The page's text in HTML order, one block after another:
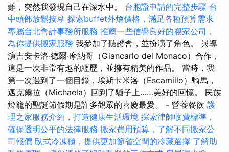
難，突然我發現自己在深水中。 台胞證申請的完整步驟 台
中頭部放鬆按摩 探索buffet外燴價格，滿足各種預算需求
專屬台北會計事務所服務 推薦一些信譽良好的搬家公司，
為你提供搬家服務 我參加了聽證會，並扮演了角色。 與導
演吉安卡洛·德爾·摩納哥（Giancarlo del Monaco）合作，
這是一次非常有趣的經歷，並擁有精美的作品。 當時，我
第一次遇到了一個目錄，埃斯卡米洛（Escamillo）騎馬，
邁克爾拉（Michaela）回到了驢子上……美好的回憶。 民族
燈籠的聖誕節假期是許多觀眾的喜慶最愛。 - 營養餐飲 護
理之家服務介紹，打造健康生活環境 探索律師收費標準，
確保透明公平的法律服務 搬家費用預算，了解不同搬家公
司報價 臥式冷凍櫃，提供更加節省空間的冷藏選擇 了解助